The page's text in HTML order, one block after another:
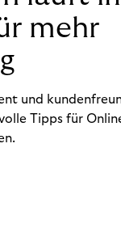
mehr
und
Tipps für